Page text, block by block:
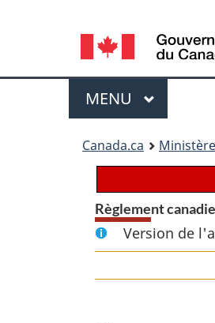
Language
selection
Menu
MENU PRINCIPAL
Canada.ca
Règlement
Version de